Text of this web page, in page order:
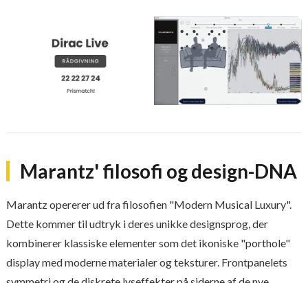
Marantz' filosofi og design-DNA
Marantz opererer ud fra filosofien "Modern Musical Luxury".
Dette kommer til udtryk i deres unikke designsprog, der
kombinerer klassiske elementer som det ikoniske "porthole"
display med moderne materialer og teksturer. Frontpanelets